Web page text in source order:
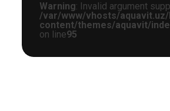
Warning: Invalid argument
/var/www/vhosts/
content/themes/aquavit/
on line95